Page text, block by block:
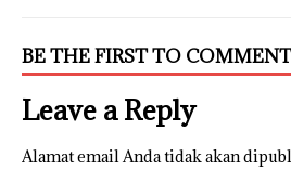
BE THE FIRST TO COMMENT
Leave a Reply
Alamat email Anda tidak akan